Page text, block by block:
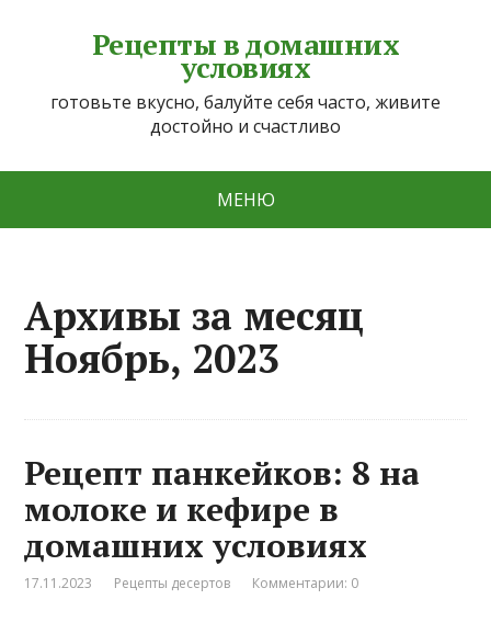
Рецепты в домашних
условиях
готовьте вкусно, балуйте себя часто, живите
достойно и счастливо
МЕНЮ
Архивы за месяц
Ноябрь, 2023
Рецепт панкейков: 8 на
молоке и кефире в
домашних условиях
17.11.2023 Рецепты десертов Комментарии: 0